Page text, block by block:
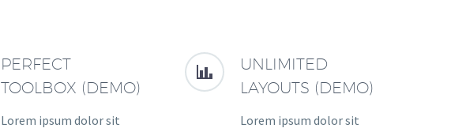
PERFECT
TOOLBOX (DEMO)
Lorem ipsum dolor sit


UNLIMITED
LAYOUTS (DEMO)
Lorem ipsum dolor sit